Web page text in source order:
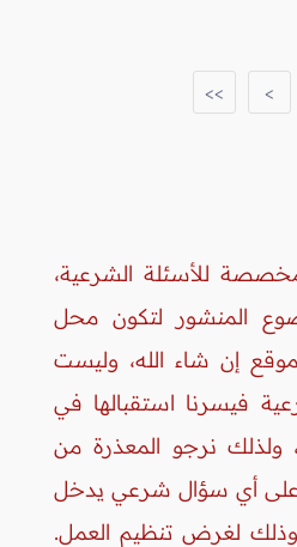
>
>>
للأسئلة الشرعية،
المنشور لتكون محل
إن شاء الله، وليست
فيسرنا استقبالها في
نرجو المعذرة من
على أي سؤال شرعي يدخل
لغرض تنظيم العمل.